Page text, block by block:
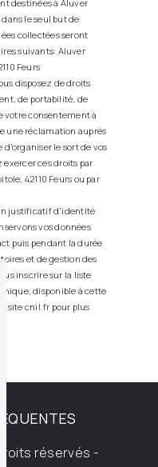
destinées à Aluver
le seul but de
collectées seront
suivants: Aluver
Feurs
disposez de droits
de portabilité, de
votre consentement à
une réclamation auprès
le sort de vos
ces droits par
42110 Feurs ou par
justificatif d'identité
vos données
puis pendant la durée
et de gestion des
inscrire sur la liste
disponible à cette
site cnil.fr pour plus
réservés -